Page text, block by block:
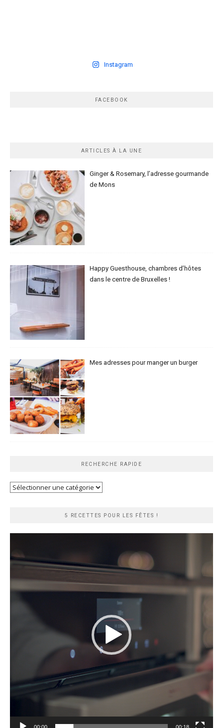
Instagram
FACEBOOK
ARTICLES À LA UNE
Ginger & Rosemary, l’adresse gourmande
de Mons
Happy Guesthouse, chambres d’hôtes
dans le centre de Bruxelles !
Mes adresses pour manger un burger
RECHERCHE RAPIDE
Recherche
5 RECETTES POUR LES FÊTES !